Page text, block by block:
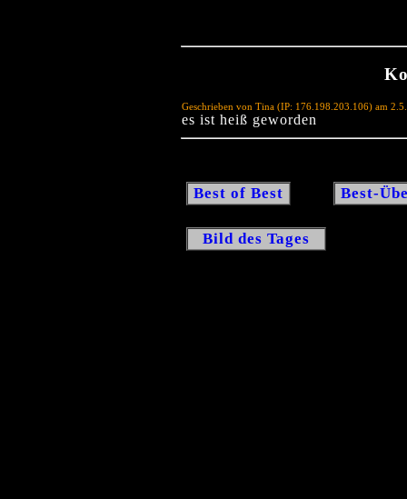
Geschrieben von Tina (IP: 176.198.203.106) am
es ist heiß geworden
Best of Best Best-
Bild des Tages